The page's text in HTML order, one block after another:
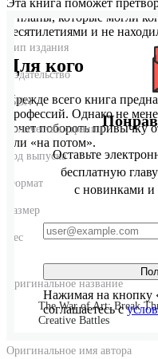
Эта книга поможет
и планы, которые могли
десятилетиями и не
Для кого
Прежде всего книга
профессий. Однако не
хочет побороть привычку
или «на потом».
Тип издания
Издательство
ISBN
Количество страниц
Год выпуска
Формат
Размер
Вес
Оригинальное название
The War of Art: Break
Creative Battles
Оригинальное имя автора
Оставьте
бесплатную
с новинками и
Нажимая на кнопку
соглашаетесь с